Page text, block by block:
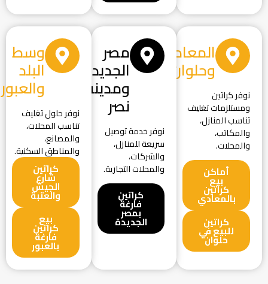
المعادي
وحلوان
نوفر كراتين
ومستلزمات تغليف
تناسب المنازل،
والمكاتب،
والمحلات.
أماكن
بيع
كراتين
بالمعادي
كراتين
للبيع في
حلوان
مصر
الجديدة
ومدينة
نصر
نوفر خدمة توصيل
سريعة للمنازل،
والشركات،
والمحلات التجارية.
كراتين
فارغة
بمصر
الجديدة
وسط
البلد
والعبور
نوفر حلول تغليف
تناسب المحلات،
والمصانع،
والمناطق السكنية.
كراتين
شارع
الجيش
والعتبة
بيع
كراتين
فارغة
بالعبور